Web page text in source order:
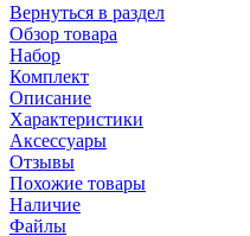
Вернуться в раздел
Обзор товара
Набор
Комплект
Описание
Характеристики
Аксессуары
Отзывы
Похожие товары
Наличие
Файлы